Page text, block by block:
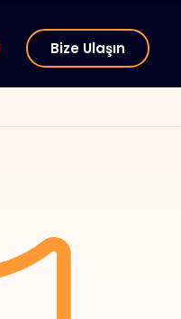
Bize Ulaşın